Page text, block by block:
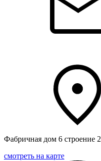
Фабричная дом 6 строение
смотреть на карте